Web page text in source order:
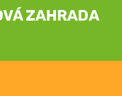
ZAHRADA